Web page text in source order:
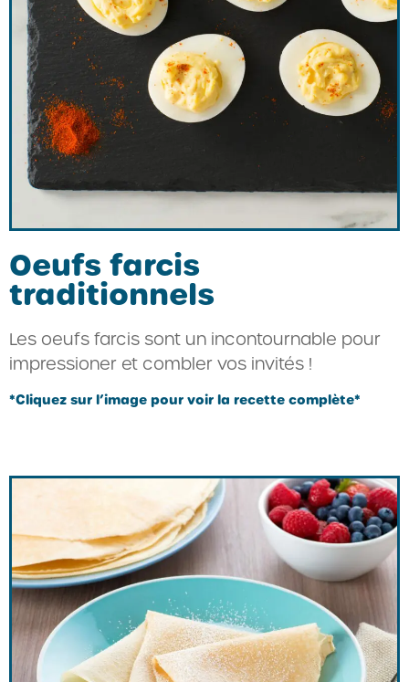
Oeufs farcis
traditionnels
Les oeufs farcis sont un incontournable pour
impressioner et combler vos invités !
*Cliquez sur l’image pour voir la recette complète*